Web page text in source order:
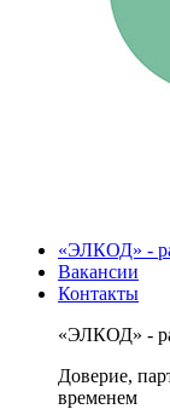
«ЭЛКОД» -
Вакансии
Контакты
«ЭЛКОД» -
Доверие,
временем